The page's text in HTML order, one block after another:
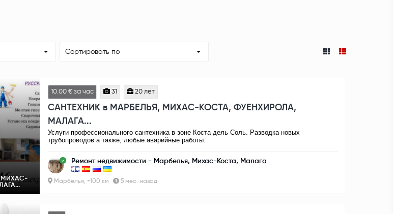
Сортировать по
МИХАС-
10.00 € за час 31 20 лет
САНТЕХНИК в МАРБЕЛЬЯ, МИХАС-КОСТА, ФУЕНХИРОЛА,
МАЛАГА...
Услуги профессионального сантехника в зоне Коста дель Соль. Разводка новых
трубопроводов а также, любые аварийные работы.
Ремонт недвижимости - Марбелья, Михас-Коста, Малага
Марбелья, +100 км 5 мес. назад